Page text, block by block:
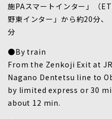
施PAスマートインター」（
野東インター」から約20分
分
●By train
From the Zenkoji Exit at
Nagano Dentetsu line to
by limited express or 30
about 12 min.